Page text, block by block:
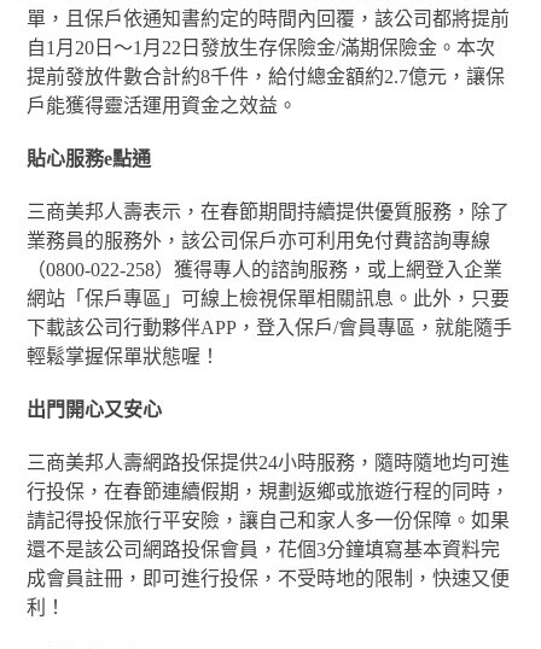
單，且保戶依通知書約定的時間內回覆，該公司都將提前
自1月20日～1月22日發放生存保險金/滿期保險金。本次
提前發放件數合計約8千件，給付總金額約2.7億元，讓保
戶能獲得靈活運用資金之效益。
貼心服務e點通
三商美邦人壽表示，在春節期間持續提供優質服務，除了
業務員的服務外，該公司保戶亦可利用免付費諮詢專線
（0800-022-258）獲得專人的諮詢服務，或上網登入企業
網站「保戶專區」可線上檢視保單相關訊息。此外，只要
下載該公司行動夥伴APP，登入保戶/會員專區，就能隨手
輕鬆掌握保單狀態喔！
出門開心又安心
三商美邦人壽網路投保提供24小時服務，隨時隨地均可進
行投保，在春節連續假期，規劃返鄉或旅遊行程的同時，
請記得投保旅行平安險，讓自己和家人多一份保障。如果
還不是該公司網路投保會員，花個3分鐘填寫基本資料完
成會員註冊，即可進行投保，不受時地的限制，快速又便
利！